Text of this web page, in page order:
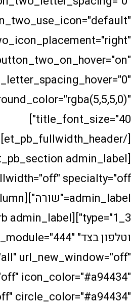
title_font_size="40"]
[et_pb_section admin_label="סעיף"
admin_label="שורה"][et_pb_column
וטלפון בצד" global_module="444"